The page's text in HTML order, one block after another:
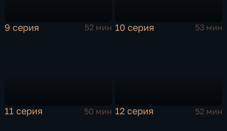
9 серия 52 мин 10 серия 53 мин
11 серия 50 мин 12 серия 52 мин